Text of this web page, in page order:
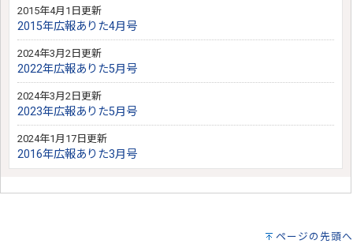
2015年4月1日更新
2015年広報ありた4月号
2024年3月2日更新
2022年広報ありた5月号
2024年3月2日更新
2023年広報ありた5月号
2024年1月17日更新
2016年広報ありた3月号
ページの先頭へ